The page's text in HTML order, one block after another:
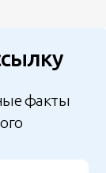
факты